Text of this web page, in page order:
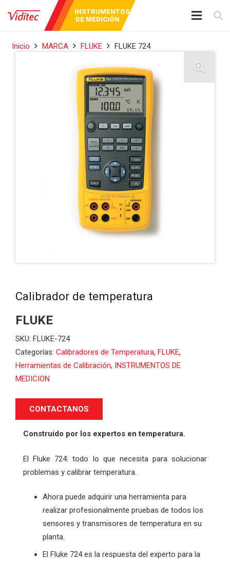
AUDIO Y
VIDEO
BROADCAST
INSTRUMENTOS
DE MEDICIÓN
Inicio MARCA FLUKE FLUKE 724
Calibrador de temperatura
FLUKE
SKU: FLUKE-724
Categorías: Calibradores de Temperatura, FLUKE,
Herramientas de Calibración, INSTRUMENTOS DE
MEDICION
CONTACTANOS
Construido por los expertos en temperatura.
El Fluke 724: todo lo que necesita para solucionar
problemas y calibrar temperatura.
Ahora puede adquirir una herramienta para
realizar profesionalmente pruebas de todos los
sensores y transmisores de temperatura en su
planta.
El Fluke 724 es la respuesta del experto para la